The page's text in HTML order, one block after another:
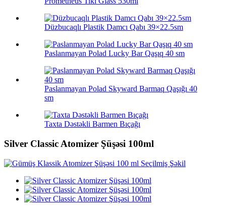
Düzbucaqlı Plastik Damcı Qabı 39×22.5sm
Paslanmayan Polad Lucky Bar Qaşıq 40 sm
Paslanmayan Polad Skyward Barmaq Qaşığı 40
sm
Taxta Dəstəkli Barmen Bıçağı
Silver Classic Atomizer Şüşəsi 100ml